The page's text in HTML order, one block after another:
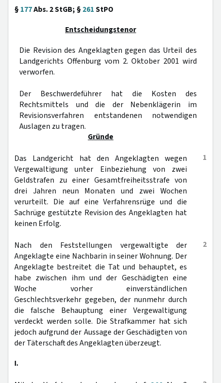
§177Abs. 2 StGB; §261StPO
Entscheidungstenor
Die Revision des Angeklagten gegen das Urteil des
Landgerichts Offenburg vom 2. Oktober 2001 wird
verworfen.
Der Beschwerdeführer hat die Kosten des
Rechtsmittels und die der Nebenklägerin im
Revisionsverfahren entstandenen notwendigen
Auslagen zu tragen.
Gründe
1
Das Landgericht hat den Angeklagten wegen
Vergewaltigung unter Einbeziehung von zwei
Geldstrafen zu einer Gesamtfreiheitsstrafe von
drei Jahren neun Monaten und zwei Wochen
verurteilt. Die auf eine Verfahrensrüge und die
Sachrüge gestützte Revision des Angeklagten hat
keinen Erfolg.
2
Nach den Feststellungen vergewaltigte der
Angeklagte eine Nachbarin in seiner Wohnung. Der
Angeklagte bestreitet die Tat und behauptet, es
habe zwischen ihm und der Geschädigten eine
Woche vorher einverständlichen
Geschlechtsverkehr gegeben, der nunmehr durch
die falsche Behauptung einer Vergewaltigung
verdeckt werden solle. Die Strafkammer hat sich
jedoch aufgrund der Aussage der Geschädigten von
der Täterschaft des Angeklagten überzeugt.
I.